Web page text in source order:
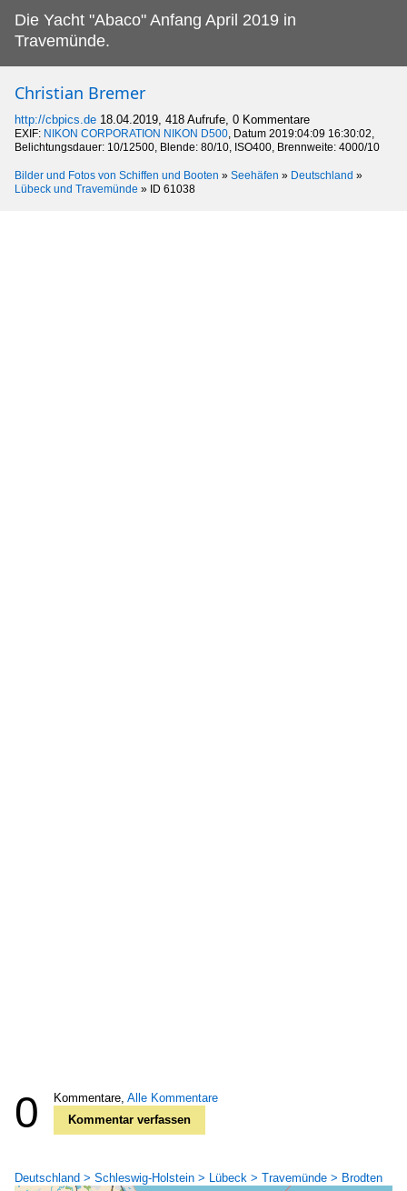
Die Yacht "Abaco" Anfang April 2019 in
Travemünde.
Christian Bremer
http://cbpics.de 18.04.2019, 418 Aufrufe, 0 Kommentare
EXIF: NIKON CORPORATION NIKON D500, Datum 2019:04:09 16:30:02,
Belichtungsdauer: 10/12500, Blende: 80/10, ISO400, Brennweite: 4000/10
Bilder und Fotos von Schiffen und Booten » Seehäfen » Deutschland »
Lübeck und Travemünde » ID 61038
0 Kommentare, Alle Kommentare
Kommentar verfassen
Deutschland > Schleswig-Holstein > Lübeck > Travemünde > Brodten